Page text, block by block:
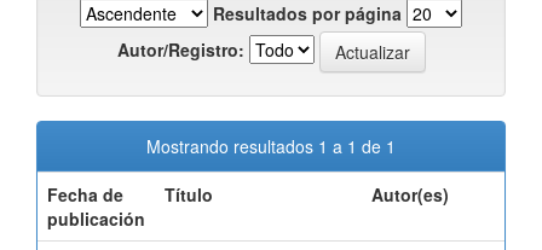
Resultados por página
Autor/Registro:
Mostrando resultados 1 a 1 de 1
Fecha de
publicación
Título Autor(es)